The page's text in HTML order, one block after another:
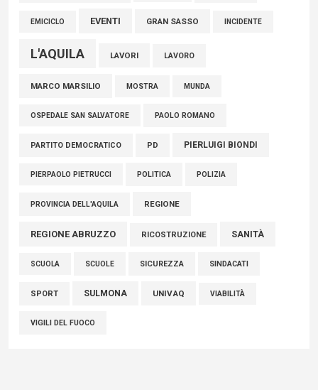
EMICICLO EVENTI GRAN SASSO INCIDENTE
L'AQUILA LAVORI LAVORO
MARCO MARSILIO MOSTRA MUNDA
OSPEDALE SAN SALVATORE PAOLO ROMANO
PARTITO DEMOCRATICO PD PIERLUIGI BIONDI
PIERPAOLO PIETRUCCI POLITICA POLIZIA
PROVINCIA DELL'AQUILA REGIONE
REGIONE ABRUZZO RICOSTRUZIONE SANITÀ
SCUOLA SCUOLE SICUREZZA SINDACATI
SPORT SULMONA UNIVAQ VIABILITÀ
VIGILI DEL FUOCO